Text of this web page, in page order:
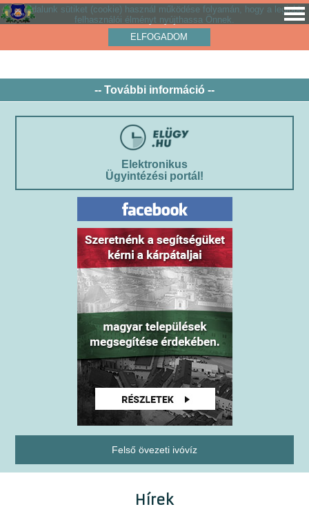
Weboldalunk sütiket (cookie) használ működése folyamán, hogy a legjobb
felhasználói élményt nyújthassa Önnek.
ELFOGADOM
-- További információ --
Elektronikus
Ügyintézési portál!
Felső övezeti ivóvíz
Hírek